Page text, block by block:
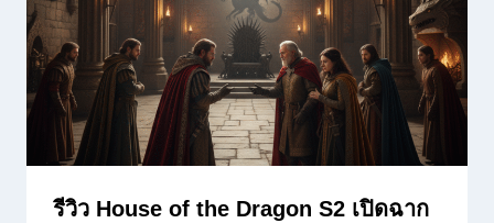
รีวิว House of the Dragon S2 เปิดฉาก